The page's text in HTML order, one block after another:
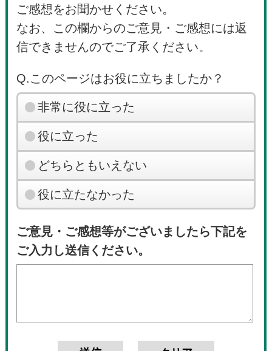
ご感想をお聞かせください。
なお、この欄からのご意見・ご感想には返
信できませんのでご了承ください。
Q.このページはお役に立ちましたか？
非常に役に立った
役に立った
どちらともいえない
役に立たなかった
ご意見・ご感想等がございましたら下記を
ご入力し送信ください。